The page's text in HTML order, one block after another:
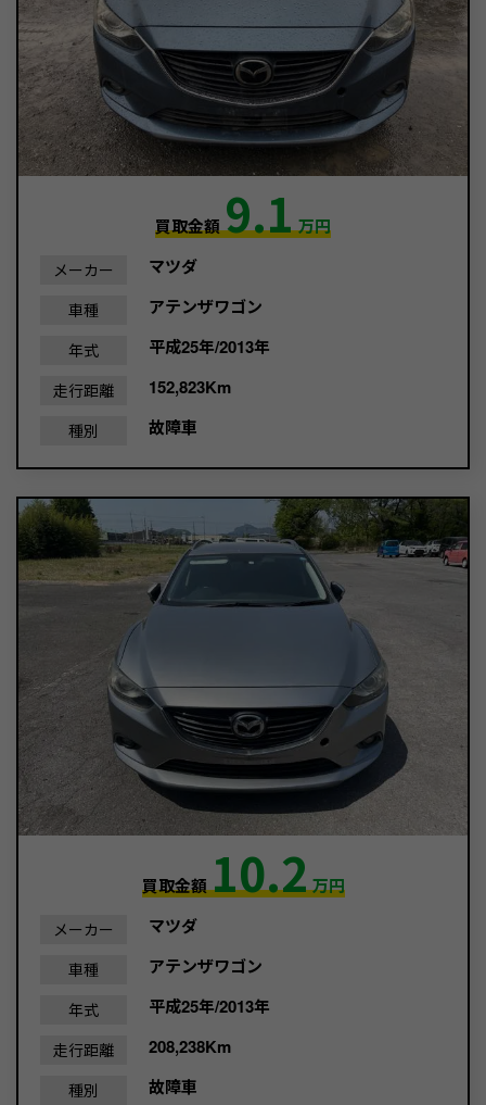
買取金額9.1万円
メーカー マツダ
車種 アテンザワゴン
年式 平成25年/2013年
走行距離 152,823Km
種別 故障車
買取金額10.2万円
メーカー マツダ
車種 アテンザワゴン
年式 平成25年/2013年
走行距離 208,238Km
種別 故障車